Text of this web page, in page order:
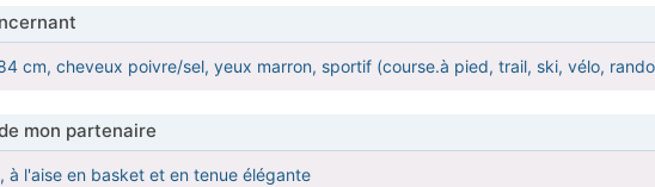
cm, cheveux poivre/sel, yeux marron, sportif (course.à pied, trail, ski, vélo,
mon partenaire
à l'aise en basket et en tenue élégante